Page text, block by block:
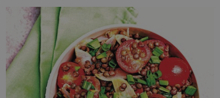
miminka měl působit především klidně a útulně. Předškolní
věk je